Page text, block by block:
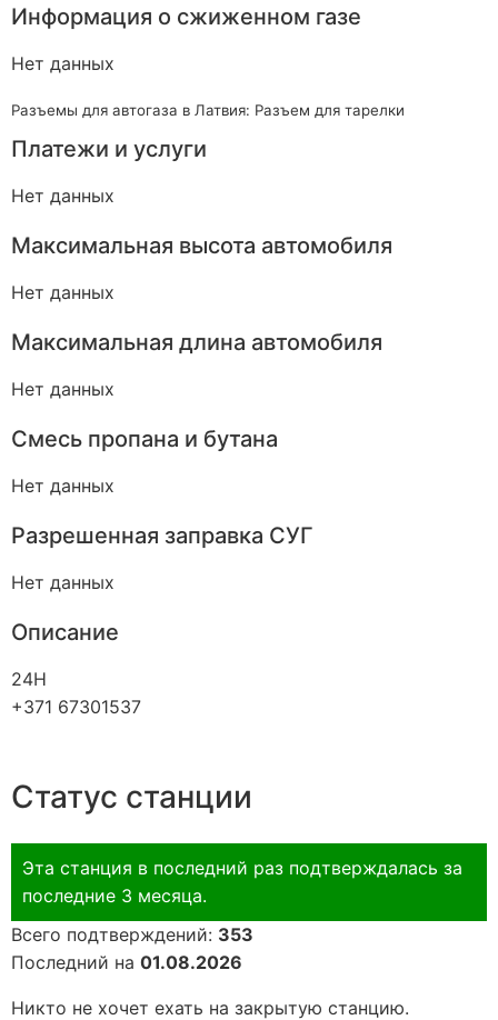
Информация о сжиженном газе
Нет данных
Разъемы для автогаза в Латвия: Разъем для тарелки
Платежи и услуги
Нет данных
Максимальная высота автомобиля
Нет данных
Максимальная длина автомобиля
Нет данных
Смесь пропана и бутана
Нет данных
Разрешенная заправка СУГ
Нет данных
Описание
24H
+371 67301537
Статус станции
Эта станция в последний раз подтверждалась за
последние 3 месяца.
Всего подтверждений: 353
Последний на 01.08.2026
Никто не хочет ехать на закрытую станцию.